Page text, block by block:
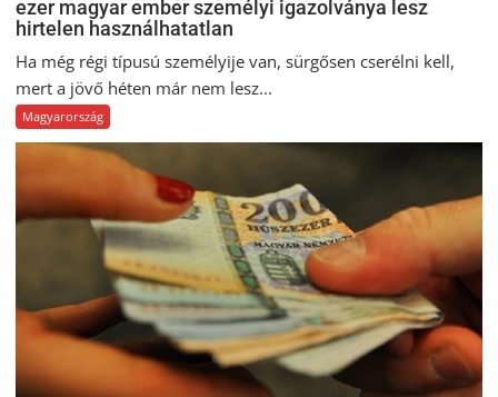
ezer magyar ember személyi igazolványa lesz
hirtelen használhatatlan
Ha még régi típusú személyije van, sürgősen cserélni kell,
mert a jövő héten már nem lesz...
Magyarország